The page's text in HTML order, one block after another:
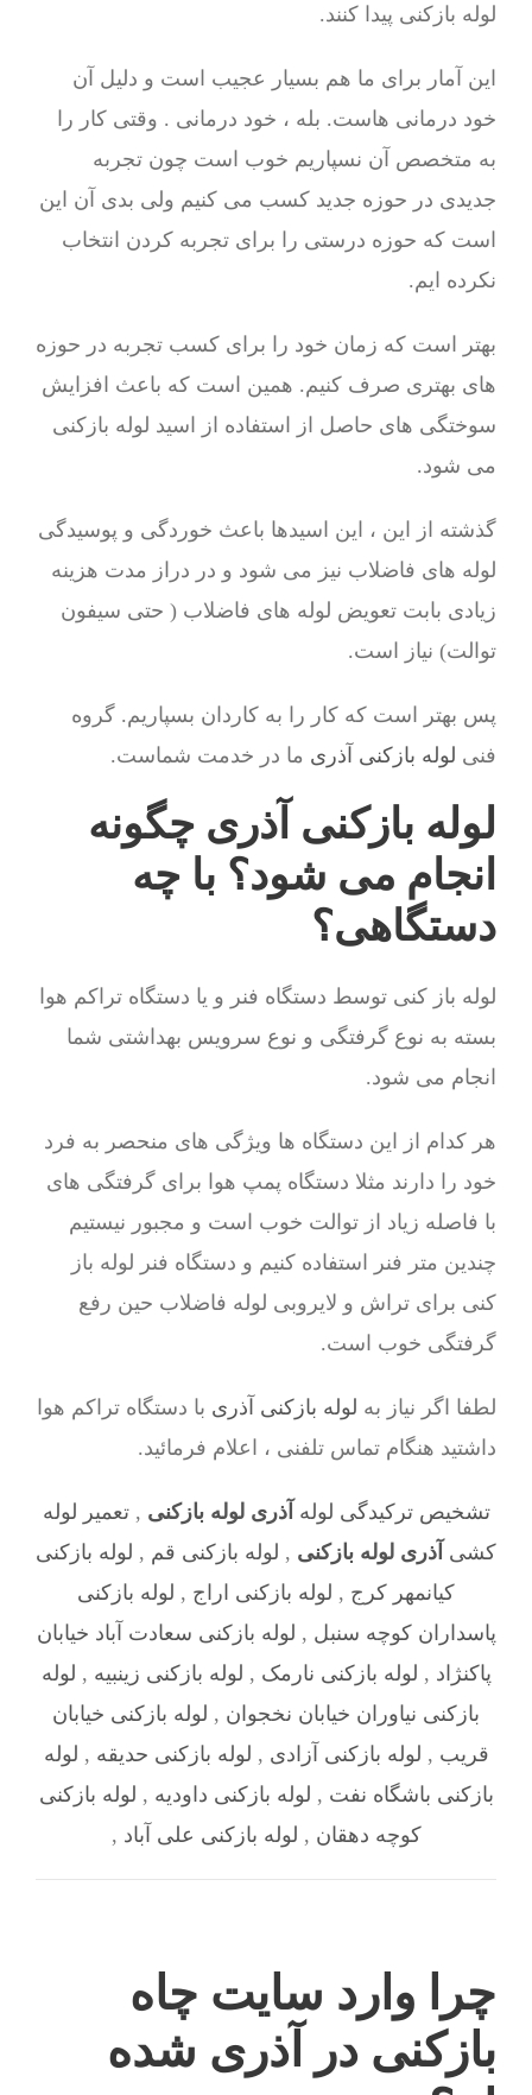
لوله بازکنی پیدا کنند.
این آمار برای ما هم بسیار عجیب است و دلیل آن
خود درمانی هاست. بله ، خود درمانی . وقتی کار را
به متخصص آن نسپاریم خوب است چون تجربه
جدیدی در حوزه جدید کسب می کنیم ولی بدی آن این
است که حوزه درستی را برای تجربه کردن انتخاب
نکرده ایم.
بهتر است که زمان خود را برای کسب تجربه در حوزه
های بهتری صرف کنیم. همین است که باعث افزایش
سوختگی های حاصل از استفاده از اسید لوله بازکنی
می شود.
گذشته از این ، این اسیدها باعث خوردگی و پوسیدگی
لوله های فاضلاب نیز می شود و در دراز مدت هزینه
زیادی بابت تعویض لوله های فاضلاب ( حتی سیفون
توالت) نیاز است.
پس بهتر است که کار را به کاردان بسپاریم. گروه
فنی لوله بازکنی آذری ما در خدمت شماست.
لوله بازکنی آذری چگونه
انجام می شود؟ با چه
دستگاهی؟
لوله باز کنی توسط دستگاه فنر و یا دستگاه تراکم هوا
بسته به نوع گرفتگی و نوع سرویس بهداشتی شما
انجام می شود.
هر کدام از این دستگاه ها ویژگی های منحصر به فرد
خود را دارند مثلا دستگاه پمپ هوا برای گرفتگی های
با فاصله زیاد از توالت خوب است و مجبور نیستیم
چندین متر فنر استفاده کنیم و دستگاه فنر لوله باز
کنی برای تراش و لایروبی لوله فاضلاب حین رفع
گرفتگی خوب است.
لطفا اگر نیاز به لوله بازکنی آذری با دستگاه تراکم هوا
داشتید هنگام تماس تلفنی ، اعلام فرمائید.
تشخیص ترکیدگی لوله آذری لوله بازکنی ,تعمیر لوله
کشی آذری لوله بازکنی , لوله بازکنی قم , لوله بازکنی
کیانمهر کرج , لوله بازکنی اراج , لوله بازکنی
پاسداران کوچه سنبل , لوله بازکنی سعادت آباد خیابان
پاکنژاد , لوله بازکنی نارمک , لوله بازکنی زینبیه , لوله
بازکنی نیاوران خیابان نخجوان , لوله بازکنی خیابان
قریب , لوله بازکنی آزادی , لوله بازکنی حدیقه , لوله
بازکنی باشگاه نفت , لوله بازکنی داودیه , لوله بازکنی
کوچه دهقان , لوله بازکنی علی آباد ,
چرا وارد سایت چاه
بازکنی در آذری شده